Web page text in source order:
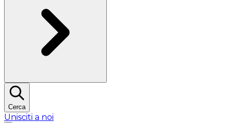
Cerca
Unisciti a noi